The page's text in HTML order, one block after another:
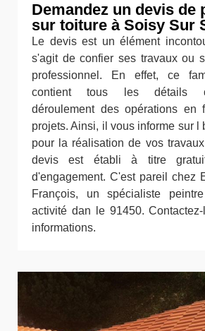
Demandez un devis de
sur toiture à Soisy Sur
Le devis est un élément
s'agit de confier ses travaux ou
professionnel. En effet, ce
contient tous les détails
déroulement des opérations en
projets. Ainsi, il vous informe sur l
pour la réalisation de vos
devis est établi à titre
d'engagement. C'est pareil chez
François, un spécialiste
activité dan le 91450.
informations.